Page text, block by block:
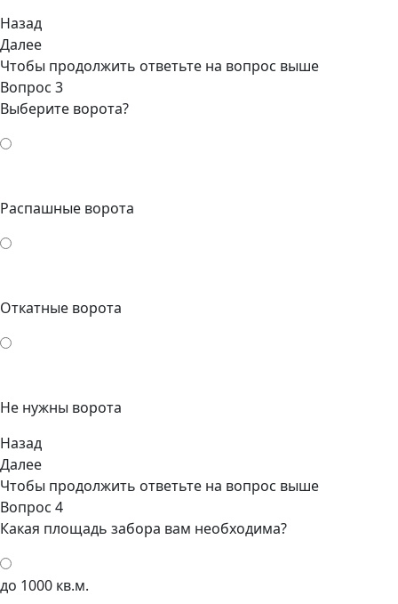
Назад
Далее
Чтобы продолжить ответьте на вопрос выше
Вопрос 3
Выберите ворота?
Распашные ворота
Откатные ворота
Не нужны ворота
Назад
Далее
Чтобы продолжить ответьте на вопрос выше
Вопрос 4
Какая площадь забора вам необходима?
до 1000 кв.м.